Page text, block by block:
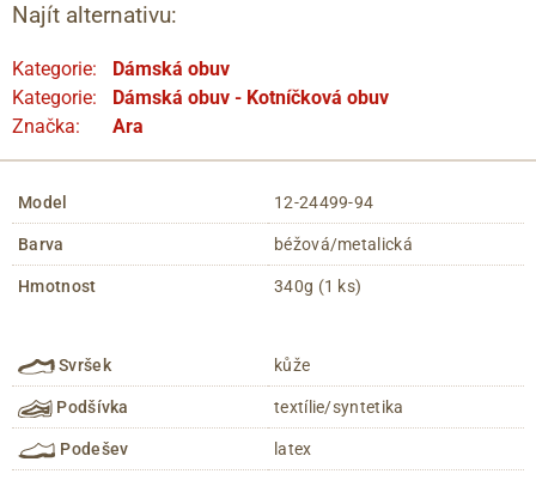
Najít alternativu:
Kategorie:
Dámská obuv
Kategorie:
Dámská obuv - Kotníčková obuv
Značka:
Ara
Model 12-24499-94
Barva béžová/metalická
Hmotnost 340g (1 ks)
Svršek kůže
Podšívka textílie/syntetika
Podešev latex